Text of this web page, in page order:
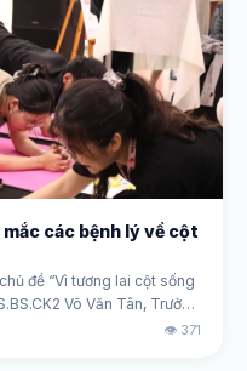
các bệnh lý về cột
đề “Vì tương lai cột sống
Võ Văn Tân, Trưởng
Gia Định cho biết, bệnh lý
👁️ 371